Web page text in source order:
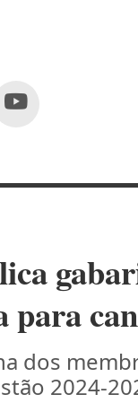
para
dos
2024-